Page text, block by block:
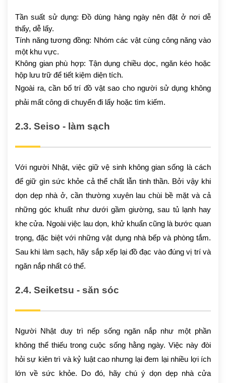
Tần suất sử dụng: Đồ dùng hàng ngày nên đặt ở nơi dễ
thấy, dễ lấy.
Tính năng tương đồng: Nhóm các vật cùng công năng vào
một khu vực.
Không gian phù hợp: Tận dụng chiều dọc, ngăn kéo hoặc
hộp lưu trữ để tiết kiệm diện tích.
Ngoài ra, cần bố trí đồ vật sao cho người sử dụng không
phải mất công di chuyển đi lấy hoặc tìm kiếm.
2.3. Seiso - làm sạch
Với người Nhật, việc giữ vệ sinh không gian sống là cách
để giữ gìn sức khỏe cả thể chất lẫn tinh thần. Bởi vậy khi
dọn dẹp nhà ở, cần thường xuyên lau chùi bề mặt và cả
những góc khuất như dưới gầm giường, sau tủ lạnh hay
khe cửa. Ngoài việc lau dọn, khử khuẩn cũng là bước quan
trọng, đặc biệt với những vật dụng nhà bếp và phòng tắm.
Sau khi làm sạch, hãy sắp xếp lại đồ đạc vào đúng vị trí và
ngăn nắp nhất có thể.
2.4. Seiketsu - săn sóc
Người Nhật duy trì nếp sống ngăn nắp như một phần
không thể thiếu trong cuộc sống hằng ngày. Việc này đòi
hỏi sự kiên trì và kỷ luật cao nhưng lại đem lại nhiều lợi ích
lớn về sức khỏe. Do đó, hãy chú ý dọn dẹp nhà cửa